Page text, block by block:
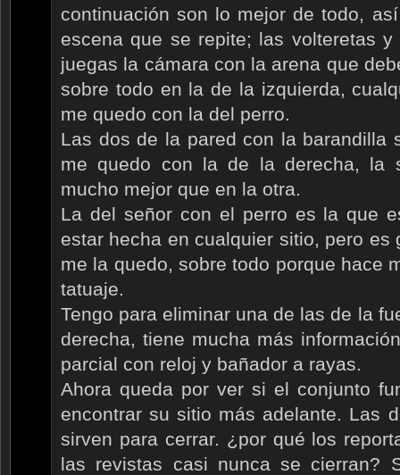
continuación son lo mejor de todo,
escena que se repite; las volteretas
juegas la cámara con la arena que
sobre todo en la de la izquierda,
me quedo con la del perro.
Las dos de la pared con la barandilla
me quedo con la de la derecha, la
mucho mejor que en la otra.
La del señor con el perro es la que
estar hecha en cualquier sitio, pero
me la quedo, sobre todo porque hace
tatuaje.
Tengo para eliminar una de las de la
derecha, tiene mucha más
parcial con reloj y bañador a rayas.
Ahora queda por ver si el conjunto
encontrar su sitio más adelante. Las
sirven para cerrar. ¿por qué los
las revistas casi nunca se cierran?